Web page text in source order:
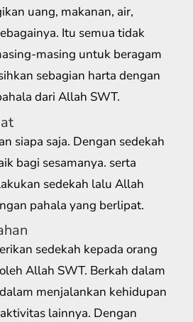
uang, makanan, air,
Itu semua tidak
masing untuk beragam
sebagian harta dengan
dari Allah SWT.
siapa saja. Dengan sedekah
bagi sesamanya. serta
sedekah lalu Allah
pahala yang berlipat.
sedekah kepada orang
Allah SWT. Berkah dalam
menjalankan kehidupan
lainnya. Dengan